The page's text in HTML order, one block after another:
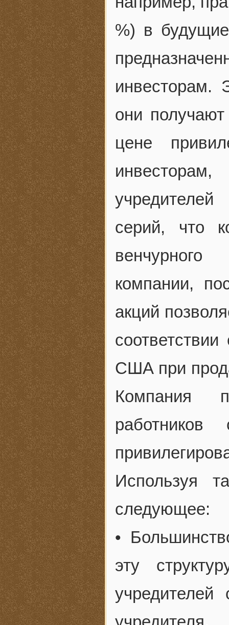
%) в
инвесторам.
они
цене
серий, что
компании,
акций
США при
Компания
Используя
следующее:
•
эту